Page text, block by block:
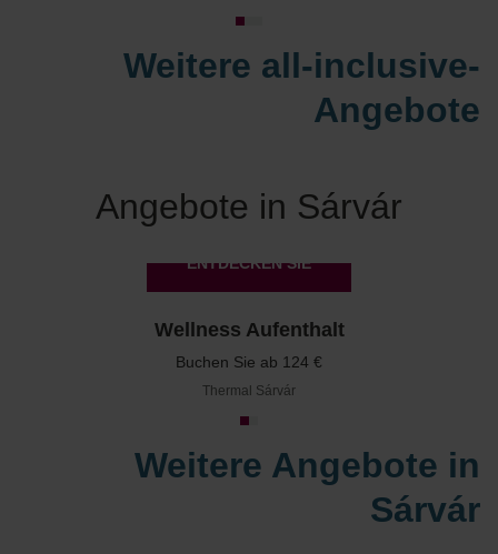
Weitere all-inclusive-
Angebote
Angebote in Sárvár
ENTDECKEN SIE
Wellness Aufenthalt
Buchen Sie ab 124 €
Thermal Sárvár
Weitere Angebote in
Sárvár